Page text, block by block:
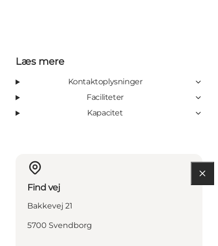
Læs mere
Kontaktoplysninger
Faciliteter
Kapacitet
Find vej
Bakkevej 21
5700 Svendborg